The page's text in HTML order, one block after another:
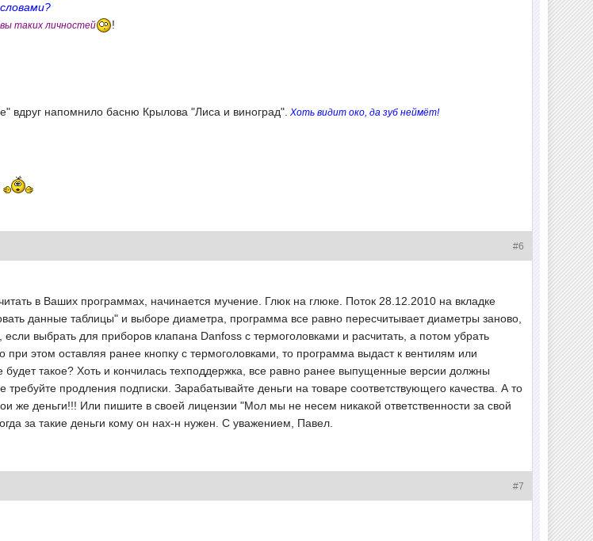
таких личностей !
вдруг напомнило басню Крылова "Лиса и виноград". Хоть видит око, да зуб неймёт!
#6
в Ваших программах, начинается мучение. Глюк на глюке. Поток 28.12.2010 на вкладке
данные таблицы" и выборе диаметра, программа все равно пересчитывает диаметры заново,
выбрать для приборов клапана Danfoss с термоголовками и расчитать, а потом убрать
этом оставляя ранее кнопку с термоголовками, то программа выдаст к вентилям или
такое? Хоть и кончилась техподдержка, все равно ранее выпущенные версии должны
требуйте продления подписки. Зарабатывайте деньги на товаре соответствующего качества. А то
же деньги!!! Или пишите в своей лицензии "Мол мы не несем никакой ответственности за свой
за такие деньги кому он нах-н нужен. С уважением, Павел.
#7